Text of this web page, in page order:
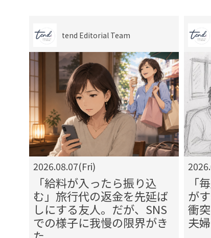
tend Editorial Team
2026.08.07(Fri)
「給料が入ったら振り込
む」旅行代の返金を先延ば
しにする友人。だが、SNS
での様子に我慢の限界がき
「
が
衝
夫